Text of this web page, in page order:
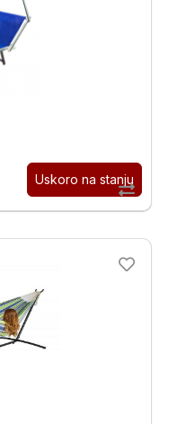
Uskoro na stanju